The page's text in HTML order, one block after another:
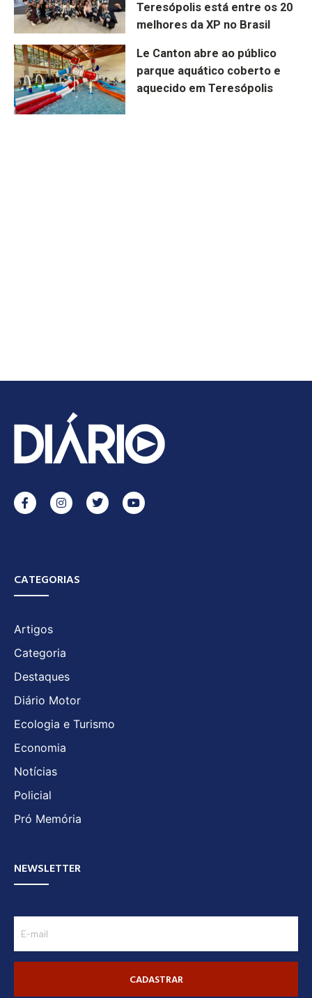
Teresópolis está entre os 20
melhores da XP no Brasil
Le Canton abre ao público
parque aquático coberto e
aquecido em Teresópolis
CATEGORIAS
Artigos
Categoria
Destaques
Diário Motor
Ecologia e Turismo
Economia
Notícias
Policial
Pró Memória
NEWSLETTER
CADASTRAR